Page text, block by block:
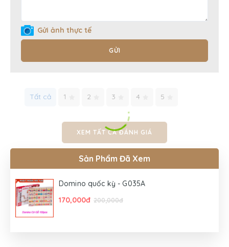
Gửi ảnh thực tế
GỬI
Tất cả 1 2 3 4 5
XEM TẤT CẢ ĐÁNH GIÁ
Sản Phẩm Đã Xem
Domino quốc kỳ - G035A
170,000đ 200,000đ